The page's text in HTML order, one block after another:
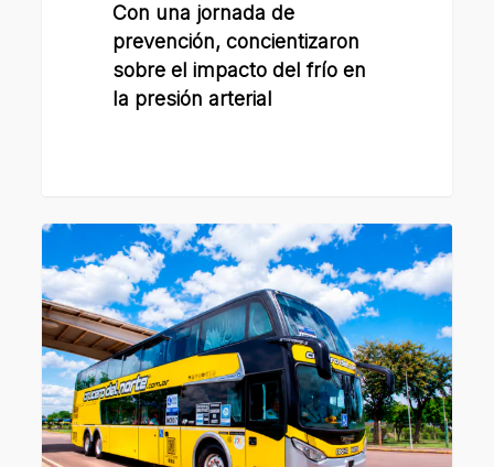
Con una jornada de
prevención, concientizaron
sobre el impacto del frío en
la presión arterial
Desde
el
1º
de
agosto,
San
Lorenzo
contará